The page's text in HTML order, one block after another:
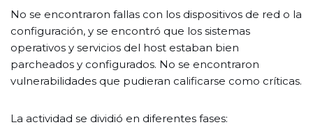
No se encontraron fallas con los dispositivos de red o la
configuración, y se encontró que los sistemas
operativos y servicios del host estaban bien
parcheados y configurados. No se encontraron
vulnerabilidades que pudieran calificarse como críticas.
La actividad se dividió en diferentes fases: